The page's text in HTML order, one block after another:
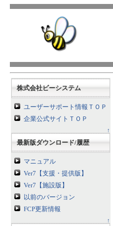
株式会社ビーシステム
ユーザーサポート情報ＴＯＰ
企業公式サイトＴＯＰ
↑
最新版ダウンロード/履歴
マニュアル
Ver7【支援・提供版】
Ver7【施設版】
以前のバージョン
FCP更新情報
↑